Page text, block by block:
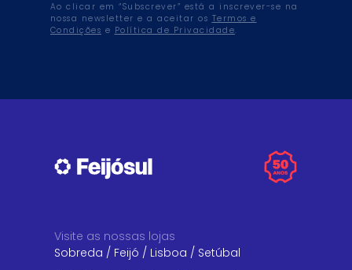
Ao clicar em “Subscrever” está a inscrever-se na
nossa newsletter e a aceitar os Termos e
Condições e Política de Privacidade.
Visite as nossas lojas
Sobreda / Feijó / Lisboa / Setúbal